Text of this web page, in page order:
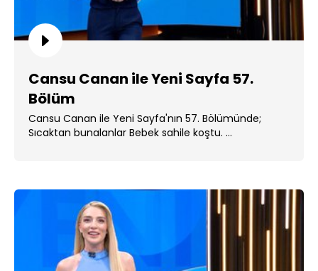
Cansu Canan ile Yeni Sayfa 57.
Bölüm
Cansu Canan ile Yeni Sayfa'nın 57. Bölümünde;
Sıcaktan bunalanlar Bebek sahile koştu. ...